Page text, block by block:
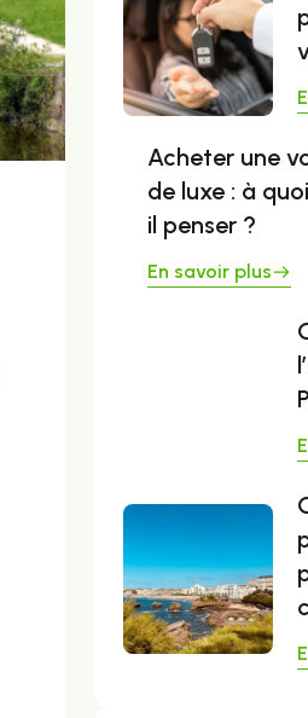
Acheter une
de luxe : à
il penser ?
En savoir plus